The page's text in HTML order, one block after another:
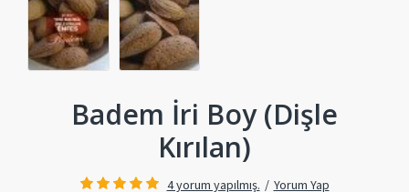
Badem İri Boy (Dişle
Kırılan)
4 yorum yapılmış. / Yorum Yap